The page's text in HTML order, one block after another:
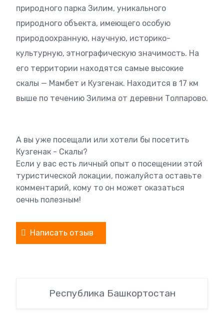
природного парка Зилим, уникального
природного объекта, имеющего особую
природоохранную, научную, историко-
культурную, этнографическую значимость. На
его территории находятся самые высокие
скалы — Мамбет и Кузгенак. Находится в 17 км
выше по течению Зилима от деревни Толпарово.
А вы уже посещали или хотели бы посетить
Кузгенак - Скалы?
Если у вас есть личный опыт о посещении этой
туристической локации, пожалуйста оставьте
комментарий, кому то он может оказаться
оечнь полезным!
Написать отзыв
Республика Башкортостан